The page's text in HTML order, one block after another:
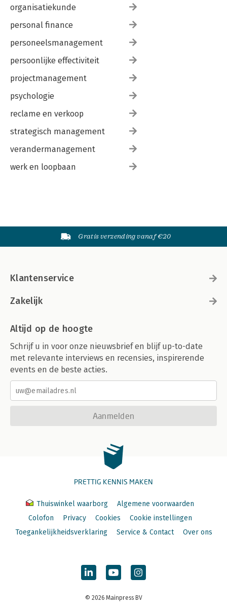
organisatiekunde
personal finance
personeelsmanagement
persoonlijke effectiviteit
projectmanagement
psychologie
reclame en verkoop
strategisch management
verandermanagement
werk en loopbaan
Gratis verzending vanaf €20
Klantenservice
Zakelijk
Altijd op de hoogte
Schrijf u in voor onze nieuwsbrief en blijf up-to-date
met relevante interviews en recensies, inspirerende
events en de beste acties.
Aanmelden
PRETTIG KENNIS MAKEN
Thuiswinkel waarborg
Algemene voorwaarden
Colofon
Privacy Cookies
Cookie instellingen
Toegankelijkheidsverklaring
Service & Contact Over ons
© 2026 Mainpress BV